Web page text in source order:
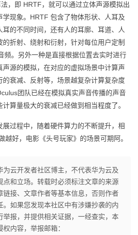
，即 HRTF ，就可以通过立体声源模拟出
现象。 HRTF 包含了物体形状、人耳及
的不同时间，还有人的耳廓、耳道、人
折射、绕射和衍射， 针对每位用户定制
频。 另外一种是直接根据位置去实时进行
源的模拟，在对应的虚拟场景中计算声
的衰减、反射等，场景越复杂计算复杂度
团队已经在模拟真实声音传播的声音
算量极大的衰减已经做到相当程度了。
展过程中，随着硬件算力的不断提升，相
越好，电影《头号玩家》的场景可期阿。
为云开发者社区博主，不代表华为云及
点和立场。转载时必须标注文章的来源
链接、文章作者等基本信息，否则作者
。如果您发现本社区中有涉嫌抄袭的内
举报，并提供相关证据，一经查实，本
内容，举报邮箱：